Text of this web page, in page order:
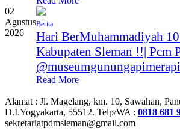
02
Agustus
2026
Berita
Hari BerMuhammadiyah
Kabupaten Sleman !!| Pcm
Read More
Alamat : Jl. Magelang, km. 10, Sawahan,
D.I.Yogyakarta, 55512. Telp/WA : 0818 681
sekretariatpdmsleman@gmail.com